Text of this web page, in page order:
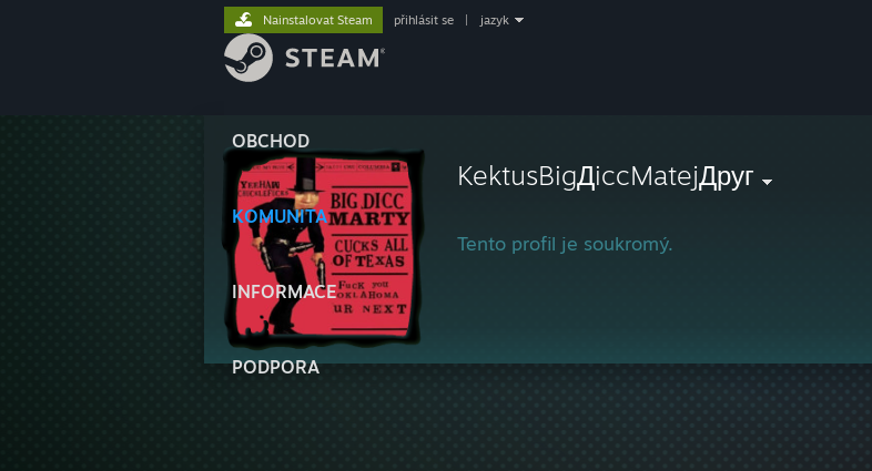
OBCHOD
KOMUNITA
INFORMACE
PODPORA
Nainstalovat Steam přihlásit se jazyk
KektusBigДiccMatejДруг
Tento profil je soukromý.